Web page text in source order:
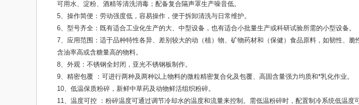
可用水、淀粉、酒精等清洗消毒；配备复合隔声罩生产噪音低。
5、操作简便：劳动强度低，容易操作，便于拆卸清洗与日常维护。
6、型号齐全：既有适合工业化生产的大、中型设备，也有适合小批量生产或科研试验所需的小型设备。
7、应用范围：适于品种特性各异、差别较大的动（植）物、矿物药材和（保健）食品原料，如韧性、脆
含油率高或含糖量高的物料。
8、外观：不锈钢全封闭，亚光不锈钢板制作。
9、精密包覆 ：可进行两种及两种以上物料的微粒精密复合化及包覆、高固含量强力均质和*乳化作业。
10、低温保质粉碎，新鲜中草药及动物鲜活组织粉碎。
11、温度可控 ：粉碎温度可通过调节冷却水的温度和流量来控制。需低温粉碎时，配置制冷系统低温度